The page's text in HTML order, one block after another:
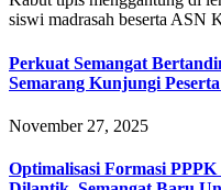
siswi madrasah beserta ASN
Perkuat Semangat
Semarang Kunjungi
November 27, 2025
Optimalisasi Formasi